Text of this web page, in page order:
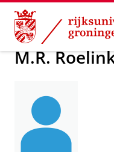
Skip
Content
Skip
Navigation
Over ons
M.R.